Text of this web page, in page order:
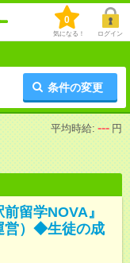
0
気になる！ ログイン
条件の変更
平均時給: --- 円
留学NOVA』
営）◆生徒の成